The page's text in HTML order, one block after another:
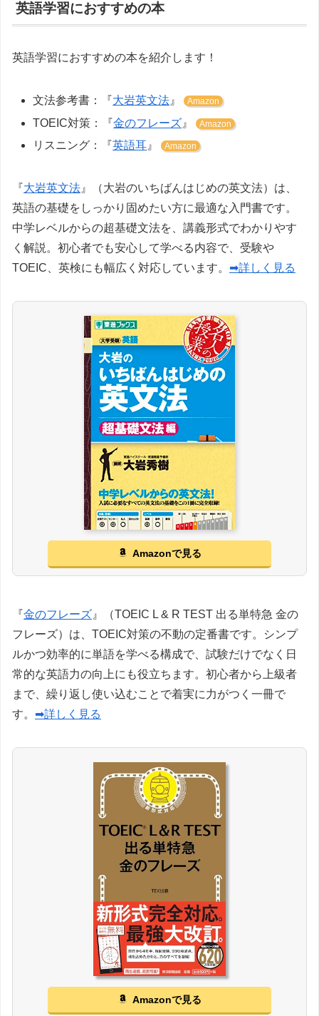
英語学習におすすめの本
英語学習におすすめの本を紹介します！
文法参考書：『大岩英文法』 Amazon
TOEIC対策：『金のフレーズ 』 Amazon
リスニング：『英語耳 』 Amazon
『大岩英文法 』（大岩のいちばんはじめの英文法）は、
英語の基礎をしっかり固めたい方に最適な入門書です。
中学レベルからの超基礎文法を、講義形式でわかりやす
く解説。初心者でも安心して学べる内容で、受験や
TOEIC、英検にも幅広く対応しています。 ➡詳しく見る
Amazonで見る
『金のフレーズ 』（TOEIC L & R TEST 出る単特急 金の
フレーズ）は、TOEIC対策の不動の定番書です。シンプ
ルかつ効率的に単語を学べる構成で、試験だけでなく日
常的な英語力の向上にも役立ちます。初心者から上級者
まで、繰り返し使い込むことで着実に力がつく一冊で
す。 ➡詳しく見る
Amazonで見る